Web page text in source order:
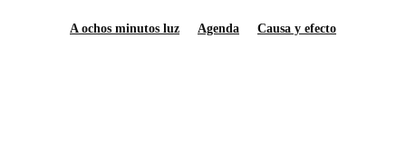
A ochos minutos luz Agenda Causa y efecto